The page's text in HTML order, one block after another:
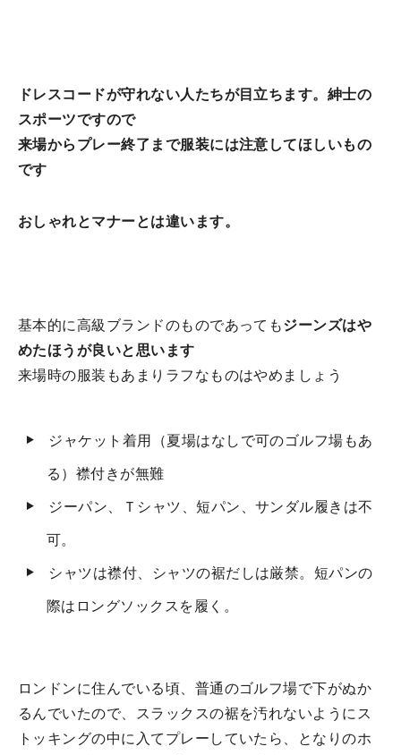
ドレスコードが守れない人たちが目立ちます。紳士の
スポーツですので
来場からプレー終了まで服装には注意してほしいもの
です
おしゃれとマナーとは違います。
基本的に高級ブランドのものであってもジーンズはや
めたほうが良いと思います
来場時の服装もあまりラフなものはやめましょう
ジャケット着用（夏場はなしで可のゴルフ場もあ
る）襟付きが無難
ジーパン、Ｔシャツ、短パン、サンダル履きは不
可。
シャツは襟付、シャツの裾だしは厳禁。短パンの
際はロングソックスを履く。
ロンドンに住んでいる頃、普通のゴルフ場で下がぬか
るんでいたので、スラックスの裾を汚れないようにス
トッキングの中に入てプレーしていたら、となりのホ